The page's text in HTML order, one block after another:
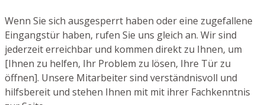
Wenn Sie sich ausgesperrt haben oder eine zugefallene
Eingangstür haben, rufen Sie uns gleich an. Wir sind
jederzeit erreichbar und kommen direkt zu Ihnen, um
[Ihnen zu helfen, Ihr Problem zu lösen, Ihre Tür zu
öffnen]. Unsere Mitarbeiter sind verständnisvoll und
hilfsbereit und stehen Ihnen mit mit ihrer Fachkenntnis